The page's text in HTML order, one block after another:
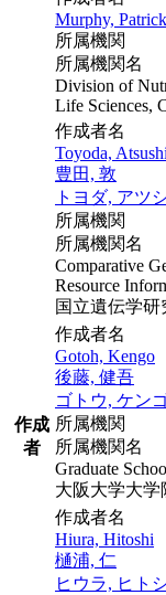
作成
者
Murphy,
所属機関
所属機関名
Division of
Life Sciences,
作成者名
Toyoda, Atsushi
豊田, 敦
トヨダ, アツ
所属機関
所属機関名
Comparative
Resource
国立遺伝学
作成者名
Gotoh, Kengo
後藤, 健吾
ゴトウ, ケン
所属機関
所属機関名
Graduate
大阪大学大
作成者名
Hiura, Hitoshi
樋浦, 仁
ヒウラ, ヒト